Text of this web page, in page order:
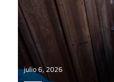
julio 6, 2026